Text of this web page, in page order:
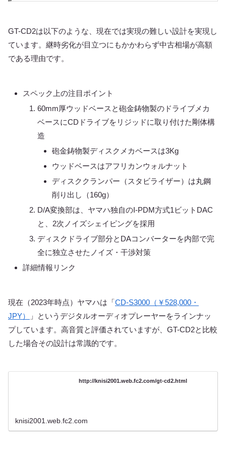
GT-CD2は以下のような、現在では実現の難しい設計を実現し
ています。継時劣化が目立つにもかかわらず中古相場が高額
である理由です。
スペック上の注目ポイント
60mm厚ウッドベースと砲金鋳物製のドライブメカ
ベースにCDドライブをリジッドに取り付けた剛体構
造
砲金鋳物製ディスクメカベースは3Kg
ウッドベースはアフリカンウォルナット
ディスククランパー（スタビライザー）は丸鋼
削り出し（160g）
D/A変換部は、ヤマハ独自のI-PDM方式1ビットDAC
と、2次ノイズシェイピングを採用
ディスクドライブ部分とDAコンバーターを内部で完
全に独立させたノイズ・干渉対策
詳細情報リンク
現在（2023年時点）ヤマハは「CD-S3000（￥528,000・
JPY）
」というデジタルオーディオプレーヤーをラインナッ
プしています。高音質と評価されていますが、GT-CD2と比較
した場合その設計は常識的です。
http://knisi2001.web.fc2.com/gt-cd2.html
knisi2001.web.fc2.com